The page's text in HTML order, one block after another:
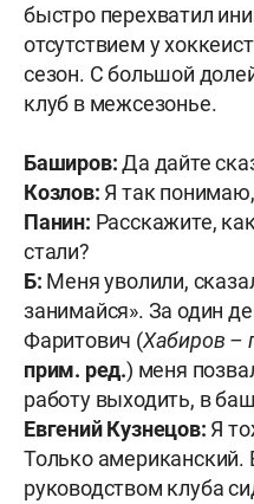
быстро перехватил
отсутствием у
сезон. С большой
клуб в межсезонье.
Баширов:Да дайте
Козлов: Я так
Панин: Расскажите,
стали?
Б: Меня уволили,
занимайся». За один
Фаритович (Хабиров –
прим. ред.) меня
работу выходить, в
Евгений Кузнецов: Я
Только
руководством клуба